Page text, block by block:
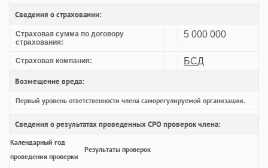
Сведения о страховании:
Страховая сумма по договору
страхования:
5 000 000
Страховая компания:
БСД
Возмещение вреда:
Первый уровень ответственности члена саморегулируемой организации.
Сведения о результатах проведенных СРО проверок члена:
Календарный год
проведения проверки
Результаты проверок